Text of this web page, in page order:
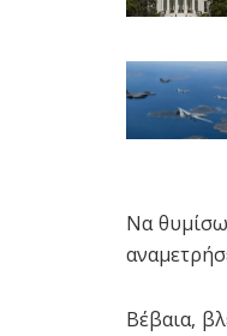
Να θυμίσω
Βέβαια,